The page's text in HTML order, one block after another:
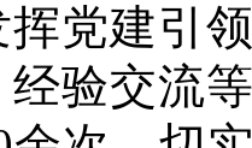
挥党建引
验交流